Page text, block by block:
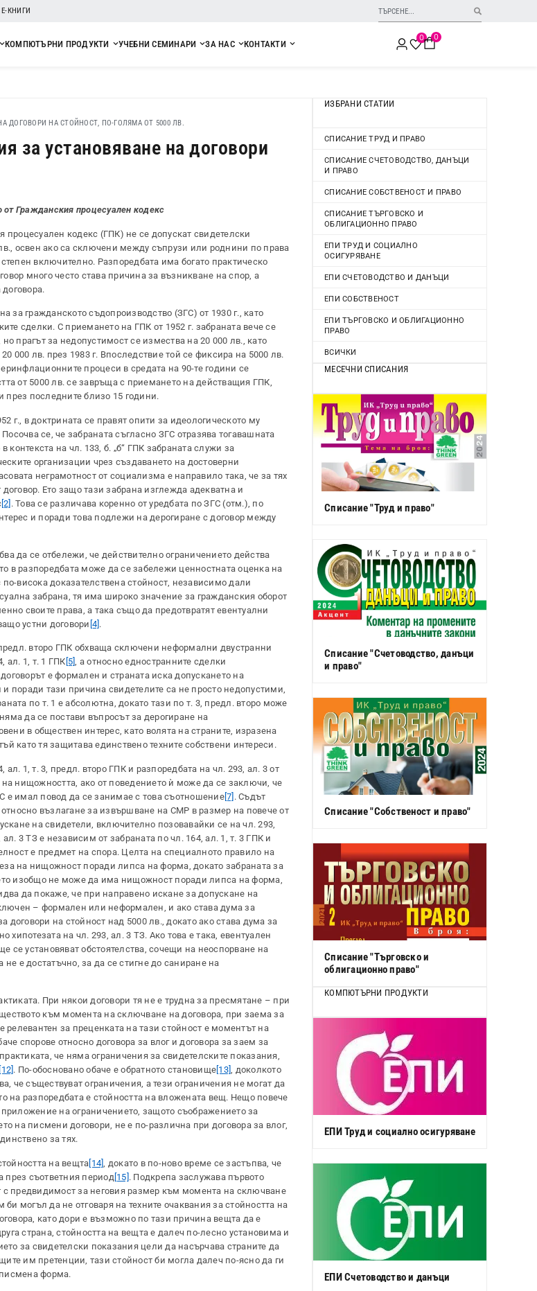
Е-КНИГИ
КОМПЮТЪРНИ ПРОДУКТИ УЧЕБНИ СЕМИНАРИ ЗА НАС КОНТАКТИ
0 0
ДОГОВОРИ НА СТОЙНОСТ, ПО-ГОЛЯМА ОТ 5000 ЛВ.
за установяване на договори
от Гражданския процесуален кодекс
процесуален кодекс (ГПК) не се допускат свидетелски
освен ако са сключени между съпрузи или роднини по права
включително. Разпоредбата има богато практическо
много често става причина за възникване на спор, а
за гражданското съдопроизводство (ЗГС) от 1930 г., като
сделки. С приемането на ГПК от 1952 г. забраната вече се
прагът за недопустимост се измества на 20 000 лв., като
000 лв. през 1983 г. Впоследствие той се фиксира на 5000 лв.
процеси в средата на 90-те години се
от 5000 лв. се завръща с приемането на действащия ГПК,
през последните близо 15 години.
г., в доктрината се правят опити за идеологическото му
Посочва се, че забраната съгласно ЗГС отразява тогавашната
на чл. 133, б. „б“ ГПК забраната служи за
организации чрез създаването на достоверни
неграмотност от социализма е направило така, че за тях
Ето защо тази забрана изглежда адекватна и
[2] . Това се различава коренно от уредбата по ЗГС (отм.), по
и поради това подлежи на дерогиране с договор между
да се отбележи, че действително ограничението действа
в разпоредбата може да се забележи ценностната оценка на
висока доказателствена стойност, независимо дали
забрана, тя има широко значение за гражданския оборот
своите права, а така също да предотвратят евентуални
устни договори [4] .
второ ГПК обхваща сключени неформални двустранни
ал. 1, т. 1 ГПК [5], а относно едностранните сделки
договорът е формален и страната иска допускането на
поради тази причина свидетелите са не просто недопустими,
по т. 1 е абсолютна, докато тази по т. 3, предл. второ може
да се постави въпросът за дерогиране на
в обществен интерес, като волята на страните, изразена
като тя защитава единствено техните собствени интереси.
1, т. 3, предл. второ ГПК и разпоредбата на чл. 293, ал. 3 от
нищожността, ако от поведението ѝ може да се заключи, че
е имал повод да се занимае с това съотношение[7] . Съдът
възлагане за извършване на СМР в размер на повече от
на свидетели, включително позовавайки се на чл. 293,
3 ТЗ е независим от забраната по чл. 164, ал. 1, т. 3 ГПК и
е предмет на спора. Целта на специалното правило на
на нищожност поради липса на форма, докато забраната за
изобщо не може да има нищожност поради липса на форма,
да покаже, че при направено искане за допускане на
– формален или неформален, и ако става дума за
на стойност над 5000 лв., докато ако става дума за
на чл. 293, ал. 3 ТЗ. Ако това е така, евентуален
се установяват обстоятелства, сочещи на неоспорване на
е достатъчно, за да се стигне до саниране на
При някои договори тя не е трудна за пресмятане – при
към момента на сключване на договора, при заема за
релевантен за преценката на тази стойност е моментът на
спорове относно договора за влог и договора за заем за
че няма ограничения за свидетелските показания,
. По-обосновано обаче е обратното становище [13] , доколкото
че съществуват ограничения, а тези ограничения не могат да
на разпоредбата е стойността на вложената вещ. Нещо повече
на ограничението, защото съображението за
на писмени договори, не е по-различна при договора за влог,
за тях.
на вещта[14] , докато в по-ново време се застъпва, че
през съответния период [15]. Подкрепа заслужава първото
с предвидимост за неговия размер към момента на сключване
могъл да не отговаря на техните очаквания за стойността на
като дори е възможно по тази причина вещта да е
страна, стойността на вещта е далеч по-лесно установима и
за свидетелски показания цели да насърчава страните да
им претенции, тази стойност би могла далеч по-ясно да ги
форма.
ИЗБРАНИ СТАТИИ
СПИСАНИЕ ТРУД И ПРАВО
СПИСАНИЕ СЧЕТОВОДСТВО, ДАНЪЦИ
И ПРАВО
СПИСАНИЕ СОБСТВЕНОСТ И ПРАВО
СПИСАНИЕ ТЪРГОВСКО И
ОБЛИГАЦИОННО ПРАВО
ЕПИ ТРУД И СОЦИАЛНО
ОСИГУРЯВАНЕ
ЕПИ СЧЕТОВОДСТВО И ДАНЪЦИ
ЕПИ СОБСТВЕНОСТ
ЕПИ ТЪРГОВСКО И ОБЛИГАЦИОННО
ПРАВО
ВСИЧКИ
МЕСЕЧНИ СПИСАНИЯ
Списание "Труд и право"
Списание "Счетоводство, данъци
и право"
Списание "Собственост и право"
Списание "Търговско и
облигационно право"
КОМПЮТЪРНИ ПРОДУКТИ
ЕПИ Труд и социално осигуряване
ЕПИ Счетоводство и данъци